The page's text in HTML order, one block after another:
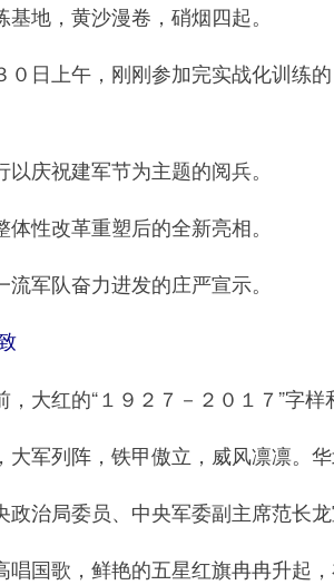
地，黄沙漫卷，硝烟四起。
日上午，刚刚参加完实战化训练
庆祝建军节为主题的阅兵。
性改革重塑后的全新亮相。
军队奋力进发的庄严宣示。
红的“１９２７－２０１７”字样
军列阵，铁甲傲立，威风凛凛。
局委员、中央军委副主席范长龙
歌，鲜艳的五星红旗冉冉升起，